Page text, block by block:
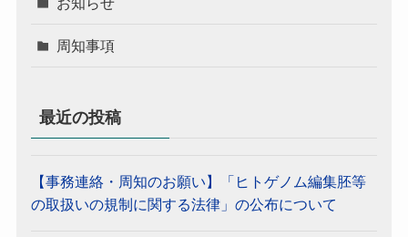
周知事項
最近の投稿
【事務連絡・周知のお願い】「ヒトゲノム編集胚等
の取扱いの規制に関する法律」の公布について